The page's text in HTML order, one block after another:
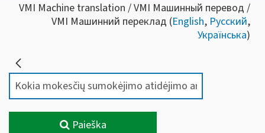
VMI Machine translation / VMI Машинный перевод /
VMI Машинний переклад (English, Русский,
Українська)
Paieška